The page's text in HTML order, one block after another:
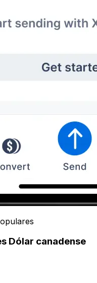
Dólar canadense